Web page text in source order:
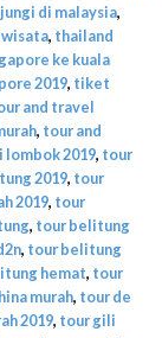
di malaysia,
, thailand
ke kuala
2019, tiket
and travel
, tour and
lombok 2019, tour
2019, tour
2019, tour
, tour belitung
, tour belitung
hemat, tour
murah, tour de
2019, tour gili